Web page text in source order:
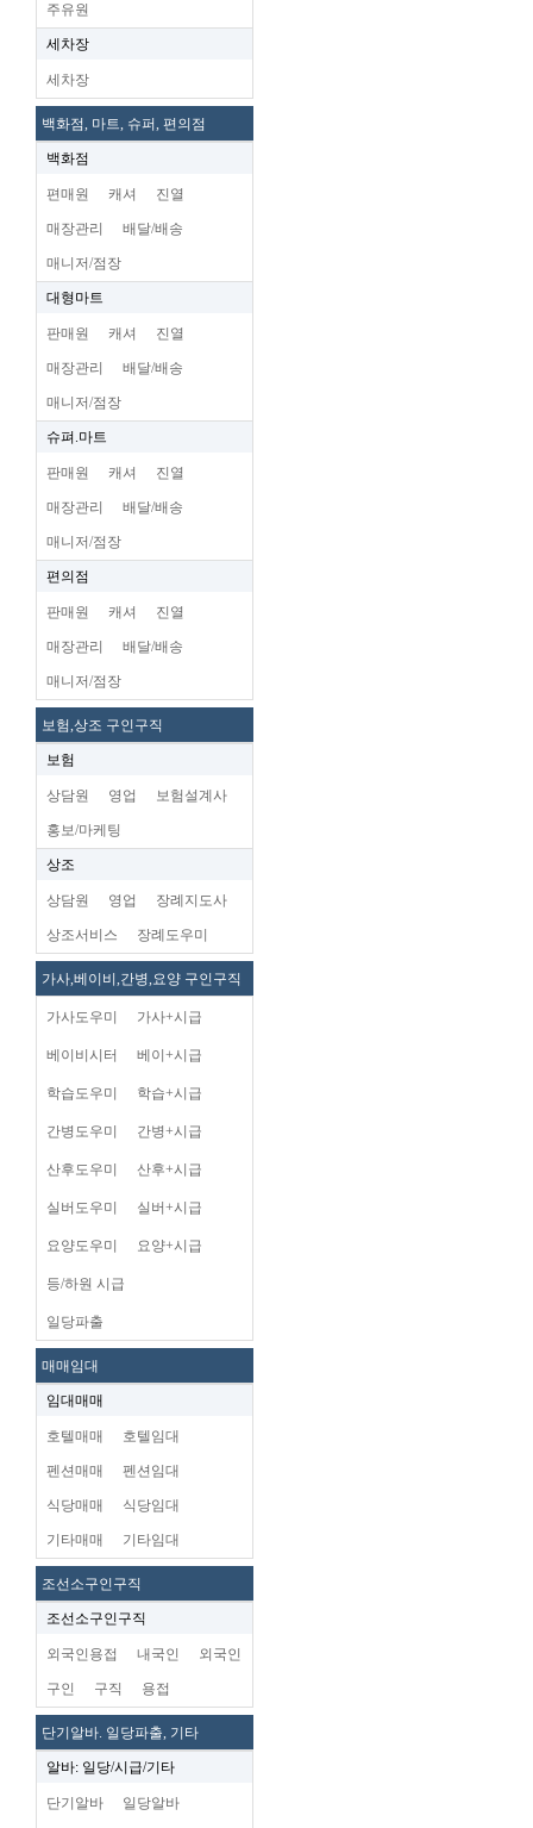
주유원
세차장
세차장
백화점, 마트, 슈퍼, 편의점
백화점
편매원 캐셔 진열
매장관리 배달/배송
매니저/점장
대형마트
판매원 캐셔 진열
매장관리 배달/배송
매니저/점장
슈펴.마트
판매원 캐셔 진열
매장관리 배달/배송
매니저/점장
편의점
판매원 캐셔 진열
매장관리 배달/배송
매니저/점장
보험,상조 구인구직
보험
상담원 영업 보험설계사
홍보/마케팅
상조
상담원 영업 장례지도사
상조서비스 장례도우미
가사,베이비,간병,요양 구인구직
가사도우미 가사+시급
베이비시터 베이+시급
학습도우미 학습+시급
간병도우미 간병+시급
산후도우미 산후+시급
실버도우미 실버+시급
요양도우미 요양+시급
등/하원 시급
일당파출
매매임대
임대매매
호텔매매 호텔임대
펜션매매 펜션임대
식당매매 식당임대
기타매매 기타임대
조선소구인구직
조선소구인구직
외국인용접 내국인 외국인
구인 구직 용접
단기알바. 일당파출, 기타
알바: 일당/시급/기타
단기알바 일당알바